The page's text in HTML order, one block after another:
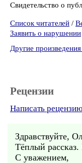
Свидетельство о
Список читателей /
Заявить о нарушении
Другие
Рецензии
Написать рецензию
Здравствуйте,
Тёплый рассказ.
С уважением,